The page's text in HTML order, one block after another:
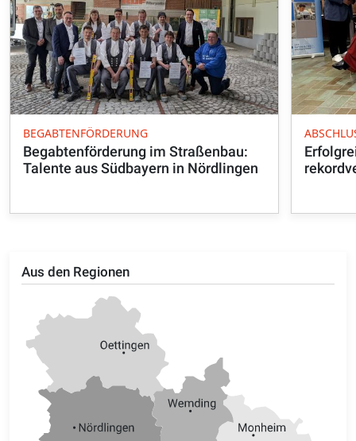
Aus den Regionen
BEGABTENFÖRDERUNG
Begabtenförderung im Straßenbau:
Talente aus Südbayern in Nördlingen